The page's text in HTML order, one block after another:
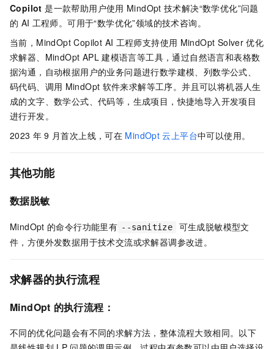
Copilot是一款帮助用户使用 MindOpt 技术解决“数学优化”问题
的 AI 工程师。可用于“数学优化”领域的技术咨询。
当前，MindOpt Copilot AI 工程师支持使用 MindOpt Solver 优化
求解器、MindOpt APL 建模语言等工具，通过自然语言和表格数
据沟通，自动根据用户的业务问题进行数学建模、列数学公式、
码代码、调用 MindOpt 软件来求解等工序。并且可以将机器人生
成的文字、数学公式、代码等，生成项目，快捷地导入开发项目
进行开发。
2023 年 9 月首次上线，可在 MindOpt 云上平台中可以使用。
其他功能
数据脱敏
MindOpt 的命令行功能里有 --sanitize
可生成脱敏模型文
件，方便外发数据用于技术交流或求解器调参改进。
求解器的执行流程
MindOpt 的执行流程：
不同的优化问题会有不同的求解方法，整体流程大致相同。以下